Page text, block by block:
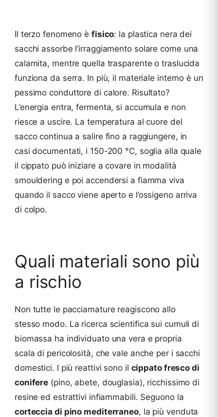
Il terzo fenomeno è fisico: la plastica nera dei
sacchi assorbe l’irraggiamento solare come una
calamita, mentre quella trasparente o traslucida
funziona da serra. In più, il materiale interno è un
pessimo conduttore di calore. Risultato?
L’energia entra, fermenta, si accumula e non
riesce a uscire. La temperatura al cuore del
sacco continua a salire fino a raggiungere, in
casi documentati, i 150-200 °C, soglia alla quale
il cippato può iniziare a covare in modalità
smouldering e poi accendersi a fiamma viva
quando il sacco viene aperto e l’ossigeno arriva
di colpo.
Quali materiali sono più
a rischio
Non tutte le pacciamature reagiscono allo
stesso modo. La ricerca scientifica sui cumuli di
biomassa ha individuato una vera e propria
scala di pericolosità, che vale anche per i sacchi
domestici. I più reattivi sono il cippato fresco di
conifere (pino, abete, douglasia), ricchissimo di
resine ed estrattivi infiammabili. Seguono la
corteccia di pino mediterraneo, la più venduta